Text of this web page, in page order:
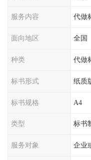
服务内容 代做
面向地区 全国
种类 代做
标书形式 纸质
标书规格 A4
类型 标书
服务对象 企业